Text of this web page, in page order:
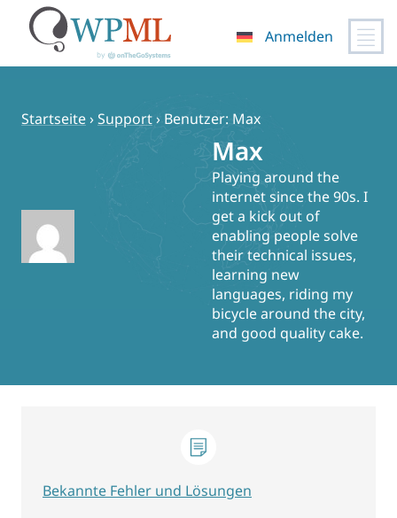
springen
Anmelden
Startseite›Support› Benutzer: Max
Max
Playing around the
internet since the 90s. I
get a kick out of
enabling people solve
their technical issues,
learning new
languages, riding my
bicycle around the city,
and good quality cake.
Bekannte Fehler und Lösungen